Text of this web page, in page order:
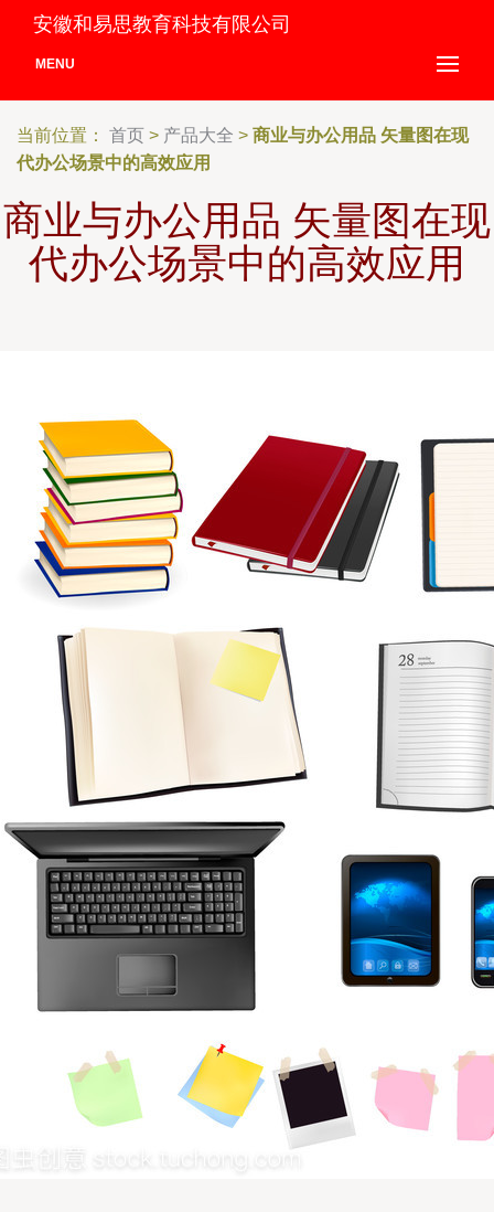
安徽和易思教育科技有限公司
MENU
当前位置： 首页 > 产品大全 > 商业与办公用品 矢量图在现
代办公场景中的高效应用
商业与办公用品 矢量图在现
代办公场景中的高效应用